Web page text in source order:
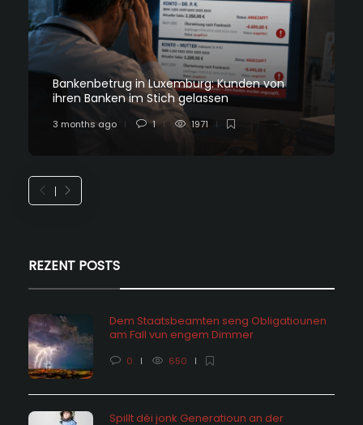
Bankenbetrug in Luxemburg: Kunden von
ihren Banken im Stich gelassen
3 months ago 1 1971
REZENT POSTS
Dem Staatsbeamten seng Obligatiounen
am Fall vun engem Dimmer
0 650
Spillt déi jonk Generatioun an der